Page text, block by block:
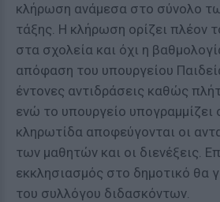
κλήρωση ανάμεσα στο σύνολο
τάξης. Η κλήρωση ορίζει πλέον
στα σχολεία και όχι η
απόφαση του υπουργείου
έντονες αντιδράσεις καθώς
ενώ το υπουργείο υπογραμμίζει
κληρωτίδα αποφεύγονται οι
των μαθητών και οι διενέξεις.
εκκλησιασμός στο δημοτικό θα
του συλλόγου διδασκόντων.